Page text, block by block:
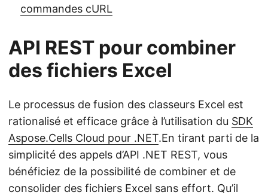
commandes cURL
API REST pour combiner
des fichiers Excel
Le processus de fusion des classeurs Excel est
rationalisé et efficace grâce à l’utilisation du SDK
Aspose.Cells Cloud pour .NET.En tirant parti de la
simplicité des appels d’API .NET REST, vous
bénéficiez de la possibilité de combiner et de
consolider des fichiers Excel sans effort. Qu’il